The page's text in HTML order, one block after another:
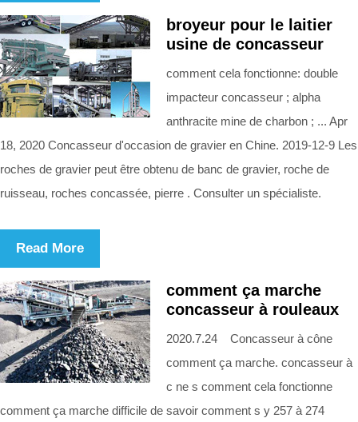
broyeur pour le laitier
usine de concasseur
comment cela fonctionne: double
impacteur concasseur ; alpha
anthracite mine de charbon ; ... Apr
18, 2020 Concasseur d'occasion de gravier en Chine. 2019-12-9 Les
roches de gravier peut être obtenu de banc de gravier, roche de
ruisseau, roches concassée, pierre . Consulter un spécialiste.
Read More
comment ça marche
concasseur à rouleaux
2020.7.24 Concasseur à cône
comment ça marche. concasseur à
c ne s comment cela fonctionne
comment ça marche difficile de savoir comment s y 257 à 274